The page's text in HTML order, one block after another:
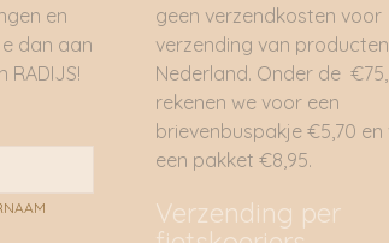
en
dan aan
RADIJS!
geen verzendkosten voor
verzending van
Nederland. Onder de
rekenen we voor een
brievenbuspakje €5,70 en
een pakket €8,95.
Verzending per